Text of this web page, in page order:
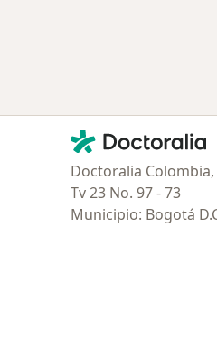
Contacto
Doctoralia - Página de inicio
Doctoralia Colombia,
Tv 23 No. 97 - 73
Municipio: Bogotá